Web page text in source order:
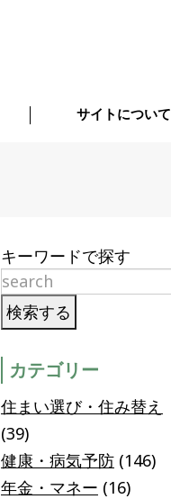
サイトについて
キーワードで探す
カテゴリー
住まい選び・住み替え
(39)
健康・病気予防 (146)
年金・マネー (16)